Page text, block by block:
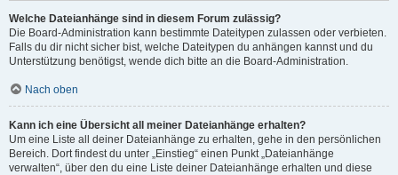
Welche Dateianhänge sind in diesem Forum zulässig?
Die Board-Administration kann bestimmte Dateitypen zulassen oder verbieten.
Falls du dir nicht sicher bist, welche Dateitypen du anhängen kannst und du
Unterstützung benötigst, wende dich bitte an die Board-Administration.
Nach oben
Kann ich eine Übersicht all meiner Dateianhänge erhalten?
Um eine Liste all deiner Dateianhänge zu erhalten, gehe in den persönlichen
Bereich. Dort findest du unter „Einstieg“ einen Punkt „Dateianhänge
verwalten“, über den du eine Liste deiner Dateianhänge erhalten und diese